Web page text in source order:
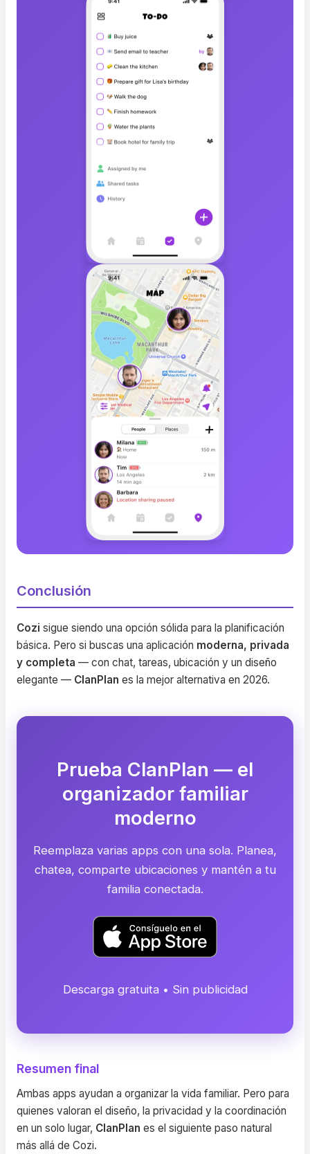
Conclusión
Cozi sigue siendo una opción sólida para la planificación
básica. Pero si buscas una aplicación moderna, privada
y completa — con chat, tareas, ubicación y un diseño
elegante — ClanPlan es la mejor alternativa en 2026.
Prueba ClanPlan — el
organizador familiar
moderno
Reemplaza varias apps con una sola. Planea,
chatea, comparte ubicaciones y mantén a tu
familia conectada.
Descarga gratuita • Sin publicidad
Resumen final
Ambas apps ayudan a organizar la vida familiar. Pero para
quienes valoran el diseño, la privacidad y la coordinación
en un solo lugar, ClanPlan es el siguiente paso natural
más allá de Cozi.